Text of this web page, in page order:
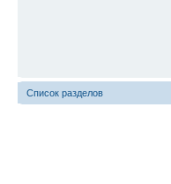
Список разделов